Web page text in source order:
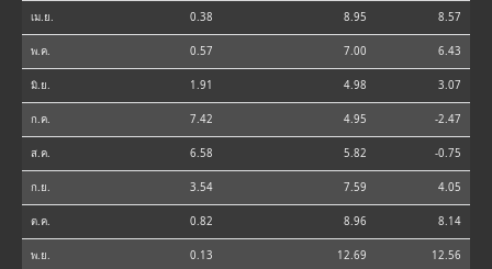
เม.ย. 0.38 8.95 8.57
พ.ค. 0.57 7.00 6.43
มิ.ย. 1.91 4.98 3.07
ก.ค. 7.42 4.95 -2.47
ส.ค. 6.58 5.82 -0.75
ก.ย. 3.54 7.59 4.05
ต.ค. 0.82 8.96 8.14
พ.ย. 0.13 12.69 12.56